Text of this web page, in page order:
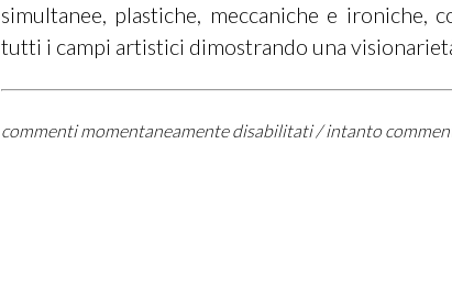
simultanee, plastiche, meccaniche e ironiche,
tutti i campi artistici dimostrando una
commenti momentaneamente disabilitati / intanto